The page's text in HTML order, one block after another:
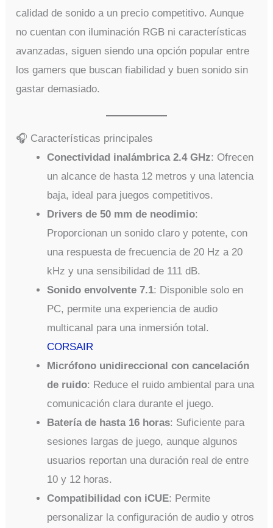
calidad de sonido a un precio competitivo. Aunque
no cuentan con iluminación RGB ni características
avanzadas, siguen siendo una opción popular entre
los gamers que buscan fiabilidad y buen sonido sin
gastar demasiado.
🎧 Características principales
Conectividad inalámbrica 2.4 GHz: Ofrecen
un alcance de hasta 12 metros y una latencia
baja, ideal para juegos competitivos.
Drivers de 50 mm de neodimio:
Proporcionan un sonido claro y potente, con
una respuesta de frecuencia de 20 Hz a 20
kHz y una sensibilidad de 111 dB.
Sonido envolvente 7.1: Disponible solo en
PC, permite una experiencia de audio
multicanal para una inmersión total.
CORSAIR
Micrófono unidireccional con cancelación
de ruido: Reduce el ruido ambiental para una
comunicación clara durante el juego.
Batería de hasta 16 horas: Suficiente para
sesiones largas de juego, aunque algunos
usuarios reportan una duración real de entre
10 y 12 horas.
Compatibilidad con iCUE: Permite
personalizar la configuración de audio y otros